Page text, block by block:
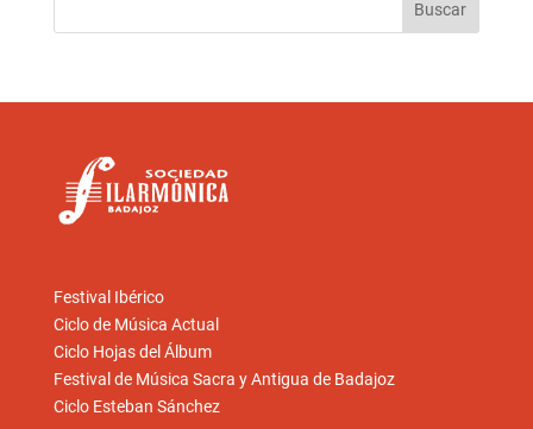
Festival Ibérico
Ciclo de Música Actual
Ciclo Hojas del Álbum
Festival de Música Sacra y Antigua de Badajoz
Ciclo Esteban Sánchez